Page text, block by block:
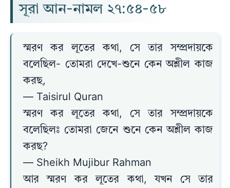
সূরা আন-নামল ২৭:৫৪-৫৮
স্মরণ কর লূতের কথা, সে তার সম্প্রদায়কে
বলেছিল- তোমরা দেখে-শুনে কেন অশ্লীল কাজ
করছ,
— Taisirul Quran
স্মরণ কর লূতের কথা, সে তার সম্প্রদায়কে
বলেছিলঃ তোমরা জেনে শুনে কেন অশ্লীল কাজ
করছ?
— Sheikh Mujibur Rahman
আর স্মরণ কর লূতের কথা, যখন সে তার